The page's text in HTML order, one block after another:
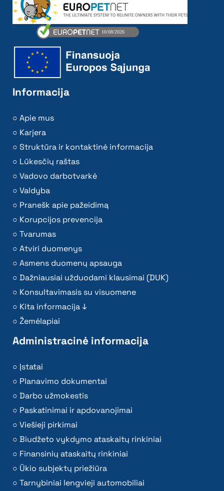
Informacija
Apie mus
Karjera
Struktūra ir kontaktinė informacija
Lūkesčių raštas
Vadovo darbotvarkė
Valdyba
Pranešk apie pažeidimą
Korupcijos prevencija
Tvarumas
Atviri duomenys
Asmens duomenų apsauga
Dažniausiai užduodami klausimai (DUK)
Konsultavimasis su visuomene
Kita informacija ↓
Žemėlapiai
Administracinė informacija
Įstatai
Planavimo dokumentai
Darbo užmokestis
Paskatinimai ir apdovanojimai
Viešieji pirkimai
Biudžeto vykdymo ataskaitų rinkiniai
Finansinių ataskaitų rinkiniai
Ūkio subjektų priežiūra
Tarnybiniai lengvieji automobiliai